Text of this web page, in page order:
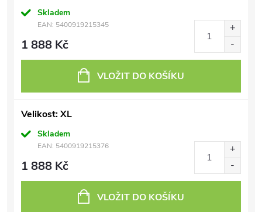
Skladem
EAN: 5400919215345
1 888 Kč
VLOŽIT DO KOŠÍKU
Velikost: XL
Skladem
EAN: 5400919215376
1 888 Kč
VLOŽIT DO KOŠÍKU